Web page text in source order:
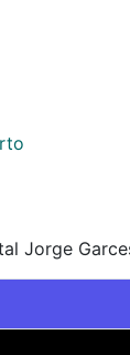
Jorge